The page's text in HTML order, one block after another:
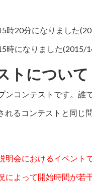
時20分になりました
時になりました(2015/
トについて
ンコンテストです。誰
れるコンテストと同じ
明会におけるイベントで
によって開始時間が若